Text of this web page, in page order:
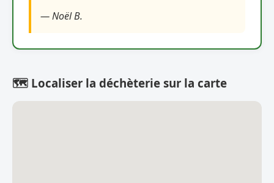
— Noël B.
🗺️ Localiser la déchèterie sur la carte